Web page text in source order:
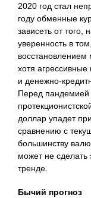
2020 год стал
году обменные
зависеть от того,
уверенность в
восстановлением
хотя
и денежно-
Перед пандемией
доллар упадет
сравнению с
большинству
может не сделать
тренде.
Бычий прогноз